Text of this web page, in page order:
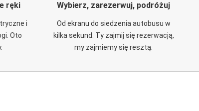
ręki
i
Oto
Wybierz, zarezerwuj, podróżuj
Od ekranu do siedzenia autobusu w
kilka sekund. Ty zajmij się rezerwacją,
my zajmiemy się resztą.